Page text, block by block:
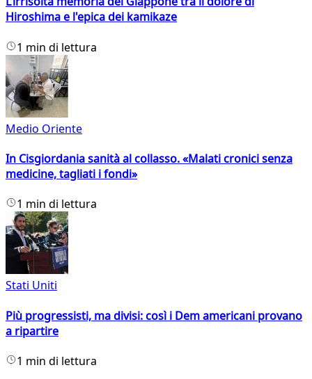
Hiroshima e l'epica dei kamikaze
1 min di lettura
Medio Oriente
In Cisgiordania sanità al collasso. «Malati cronici senza
medicine, tagliati i fondi»
1 min di lettura
Stati Uniti
Più progressisti, ma divisi: così i Dem americani provano
a ripartire
1 min di lettura